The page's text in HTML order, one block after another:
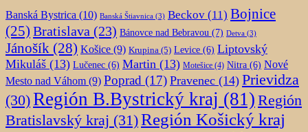
Banská Bystrica (10) Banská Štiavnica (3) Beckov (11) Bojnice
(25) Bratislava (23) Bánovce nad Bebravou (7) Detva (3)
Jánošík (28) Košice (9) Krupina (5) Levice (6) Liptovský
Mikuláš (13) Lučenec (6) Martin (13) Motešice (4) Nitra (6) Nové
Mesto nad Váhom (9) Poprad (17) Pravenec (14) Prievidza
(30)Región B.Bystrický kraj (81) Región
Bratislavský kraj (31)Región Košický kraj